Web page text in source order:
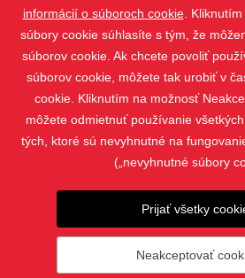
PRODUKTY
informácií o súboroch cookie.
súbory cookie súhlasíte s tým, že
súborov cookie. Ak chcete povoliť
súborov cookie, môžete tak urobiť v
cookie. Kliknutím na možnosť
môžete odmietnuť používanie
tých, ktoré sú nevyhnutné na
(„nevyhnutné súbory
Prijať všetky
Neakceptovať